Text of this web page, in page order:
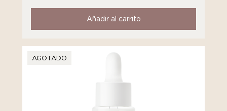
Añadir al carrito
AGOTADO